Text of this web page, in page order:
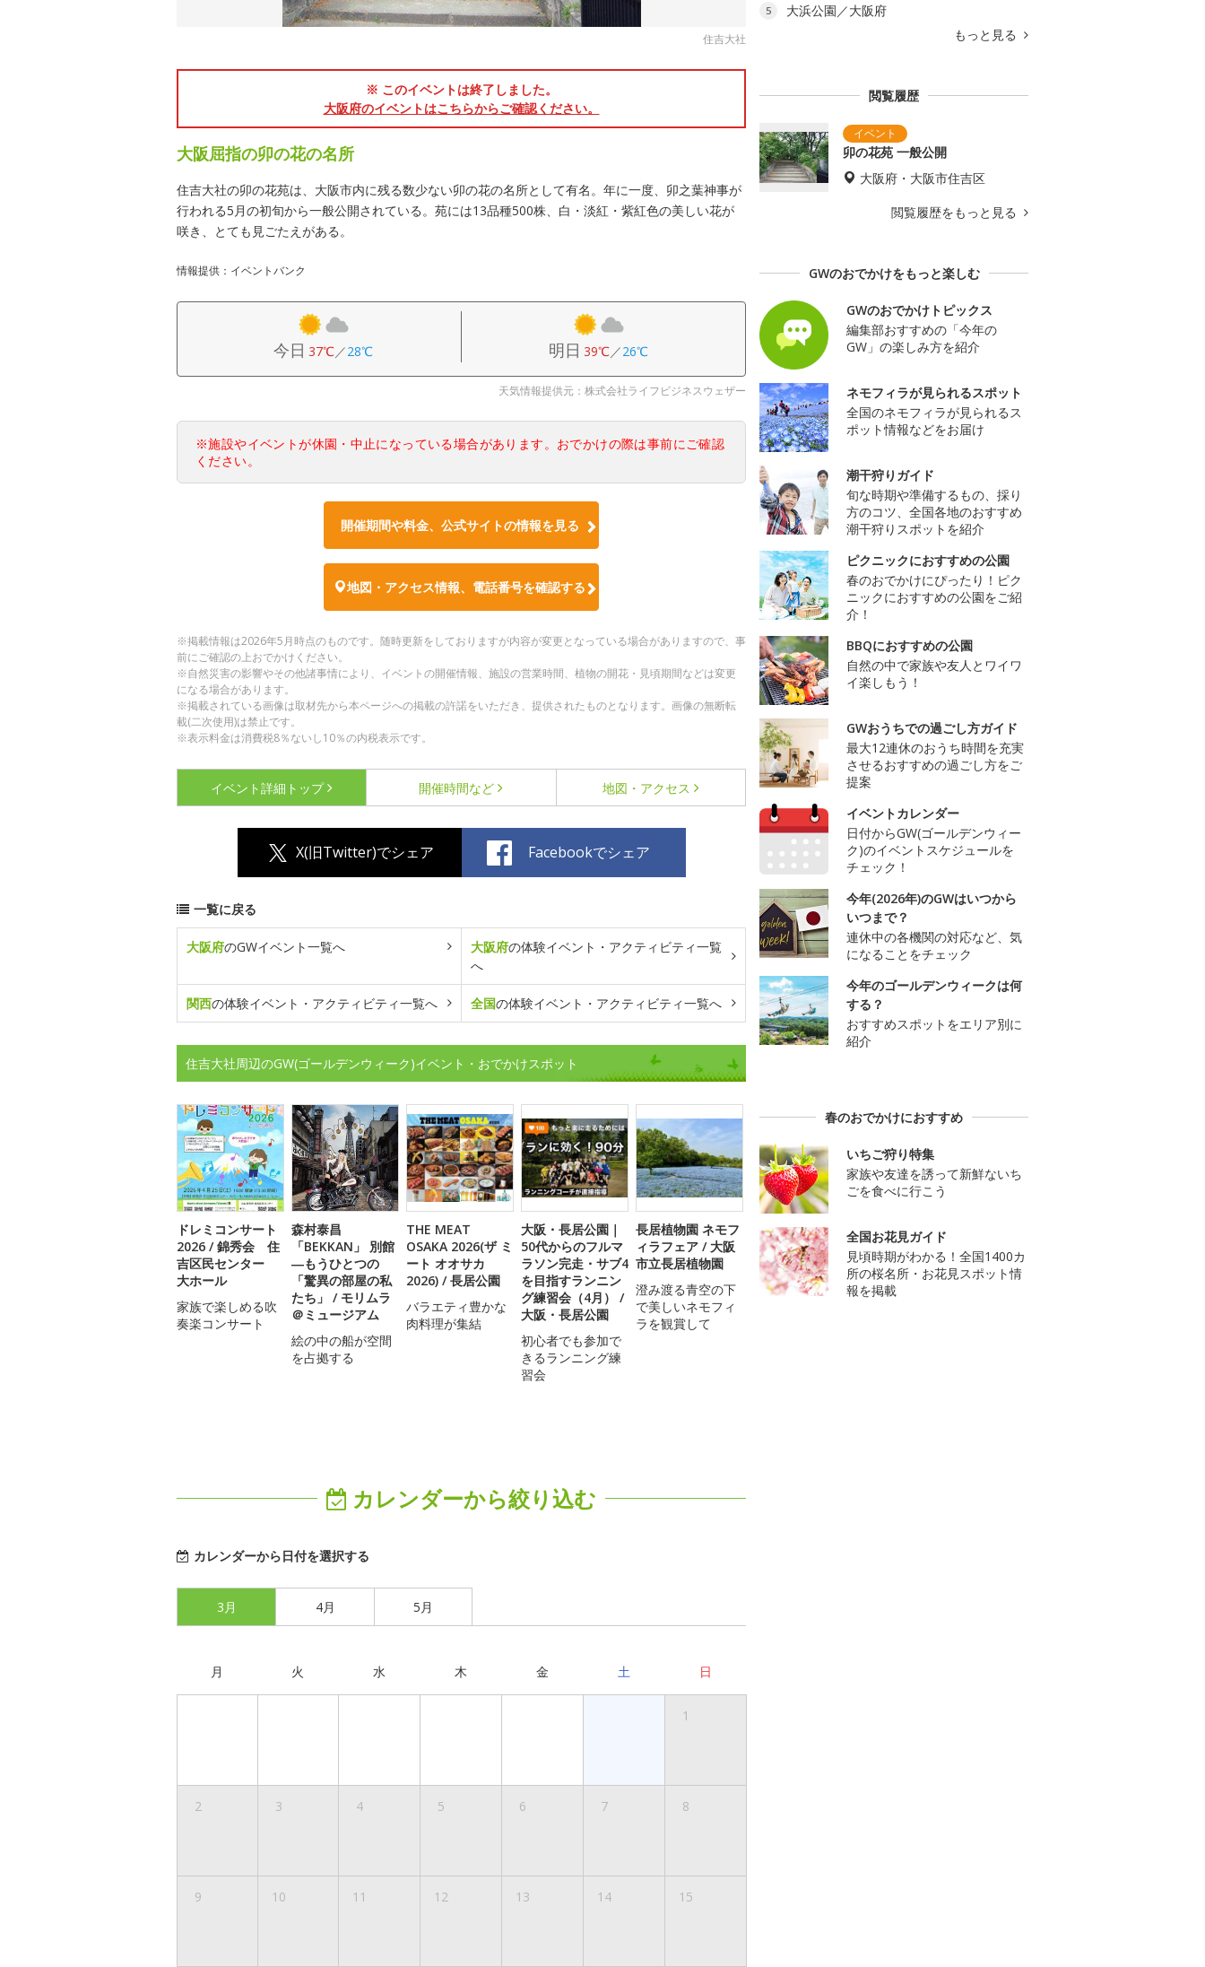
住吉大社
※ このイベントは終了しました。
大阪府のイベントはこちらからご確認ください。
大阪屈指の卯の花の名所
住吉大社の卯の花苑は、大阪市内に残る数少ない卯の花の名所として有名。年に一度、卯之葉神事が
行われる5月の初旬から一般公開されている。苑には13品種500株、白・淡紅・紫紅色の美しい花が
咲き、とても見ごたえがある。
情報提供：イベントバンク
今日 37℃／28℃ 明日 39℃／26℃
天気情報提供元：株式会社ライフビジネスウェザー
※施設やイベントが休園・中止になっている場合があります。おでかけの際は事前にご確認
ください。
開催期間や料金、公式サイトの情報を見る
地図・アクセス情報、電話番号を確認する
※掲載情報は2026年5月時点のものです。随時更新をしておりますが内容が変更となっている場合がありますので、事
前にご確認の上おでかけください。
※自然災害の影響やその他諸事情により、イベントの開催情報、施設の営業時間、植物の開花・見頃期間などは変更
になる場合があります。
※掲載されている画像は取材先から本ページへの掲載の許諾をいただき、提供されたものとなります。画像の無断転
載(二次使用)は禁止です。
※表示料金は消費税8％ないし10％の内税表示です。
イベント詳細 トップ 開催時間など 地図・アクセス
X(旧Twitter)でシェア Facebookでシェア
一覧に戻る
大阪府のGWイベント一覧へ 大阪府の体験イベント・アクティビティ一覧
へ
関西の体験イベント・アクティビティ一覧へ 全国の体験イベント・アクティビティ一覧へ
住吉大社周辺のGW(ゴールデンウィーク)イベント・おでかけスポット
ドレミコンサート
2026 / 錦秀会 住
吉区民センター
大ホール
家族で楽しめる吹
奏楽コンサート
森村泰昌
「BEKKAN」 別館
―もうひとつの
「驚異の部屋の私
たち」 / モリムラ
＠ミュージアム
絵の中の船が空間
を占拠する
THE MEAT
OSAKA 2026(ザ ミ
ート オオサカ
2026) / 長居公園
バラエティ豊かな
肉料理が集結
大阪・長居公園｜
50代からのフルマ
ラソン完走・サブ4
を目指すランニン
グ練習会（4月） /
大阪・長居公園
初心者でも参加で
きるランニング練
習会
長居植物園 ネモフ
ィラフェア / 大阪
市立長居植物園
澄み渡る青空の下
で美しいネモフィ
ラを観賞して
カレンダーから絞り込む
カレンダーから日付を選択する
3月 4月 5月
月 火 水 木 金 土 日
1
2 3 4 5 6 7 8
9 10 11 12 13 14 15
5
大浜公園／大阪府
もっと見る
閲覧履歴
卯の花苑 一般公開
大阪府・大阪市住吉区
閲覧履歴をもっと見る
GWのおでかけをもっと楽しむ
GWのおでかけトピックス
編集部おすすめの「今年の
GW」の楽しみ方を紹介
ネモフィラが見られるスポット
全国のネモフィラが見られるス
ポット情報などをお届け
潮干狩りガイド
旬な時期や準備するもの、採り
方のコツ、全国各地のおすすめ
潮干狩りスポットを紹介
ピクニックにおすすめの公園
春のおでかけにぴったり！ピク
ニックにおすすめの公園をご紹
介！
BBQにおすすめの公園
自然の中で家族や友人とワイワ
イ楽しもう！
GWおうちでの過ごし方ガイド
最大12連休のおうち時間を充実
させるおすすめの過ごし方をご
提案
イベントカレンダー
日付からGW(ゴールデンウィー
ク)のイベントスケジュールを
チェック！
今年(2026年)のGWはいつから
いつまで？
連休中の各機関の対応など、気
になることをチェック
今年のゴールデンウィークは何
する？
おすすめスポットをエリア別に
紹介
春のおでかけにおすすめ
いちご狩り特集
家族や友達を誘って新鮮ないち
ごを食べに行こう
全国お花見ガイド
見頃時期がわかる！全国1400カ
所の桜名所・お花見スポット情
報を掲載